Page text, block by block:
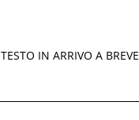
TESTO IN ARRIVO A BREVE